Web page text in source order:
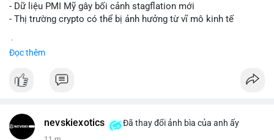
- Dữ liệu PMI Mỹ gây bối cảnh stagflation mới
- Thị trường crypto có thể bị ảnh hưởng từ vĩ mô kinh tế
Đọc thêm
nevskiexotics Đã thay đổi ảnh bìa của anh ấy